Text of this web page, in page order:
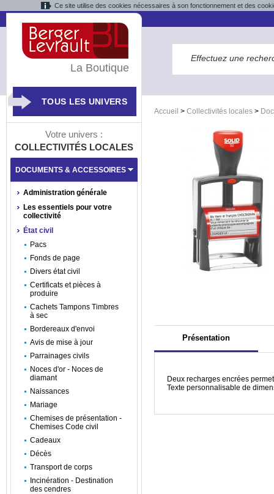
Ce site utilise des cookies nécessaires à son fonctionnement et des
Accueil > Collectivités locales >
Présentation
Deux recharges encrées
Texte personnalisable de
La Boutique
TOUS LES UNIVERS
Votre univers :
COLLECTIVITÉS LOCALES
DOCUMENTS & ACCESSOIRES
Administration générale
Les essentiels pour votre
collectivité
État civil
Pacs
Fonds de page
Divers état civil
Certificats et pièces à
produire
Cachets Tampons Timbres
à sec
Bordereaux d'envoi
Avis de mise à jour
Parrainages civils
Noces d'or - Noces de
diamant
Naissances
Mariage
Chemises de présentation -
Chemises Code civil
Cadeaux
Décès
Transport de corps
Incinération - Destination
des cendres